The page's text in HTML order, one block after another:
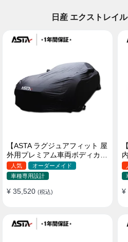
日産 エクストレイ
【ASTA ラグジュアフィット 屋
外用プレミアム車両ボディカバ
ー】PUレザー製 オーダーメイ
ド 高級感 裏起毛車カバー 強風
対策
人気
オーダーメイド
車種専用設計
¥ 35,520 (税込) ¥